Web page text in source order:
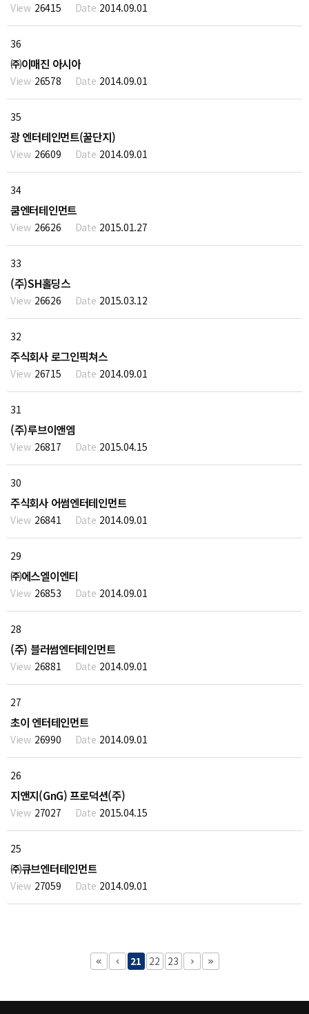
26415 2014.09.01
36
㈜이매진 아시아
26578 2014.09.01
35
광 엔터테인먼트(꿀단지)
26609 2014.09.01
34
쿰엔터테인먼트
26626 2015.01.27
33
(주)SH홀딩스
26626 2015.03.12
32
주식회사 로그인픽쳐스
26715 2014.09.01
31
(주)루브이앤엠
26817 2015.04.15
30
주식회사 어썸엔터테인먼트
26841 2014.09.01
29
㈜에스엘이엔티
26853 2014.09.01
28
(주) 블러썸엔터테인먼트
26881 2014.09.01
27
초이 엔터테인먼트
26990 2014.09.01
26
지앤지(GnG) 프로덕션(주)
27027 2015.04.15
25
㈜큐브엔터테인먼트
27059 2014.09.01
21 22 23